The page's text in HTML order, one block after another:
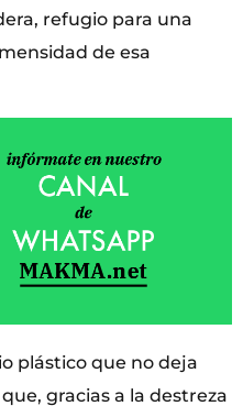
refugio para una
de esa
plástico que no deja
gracias a la destreza